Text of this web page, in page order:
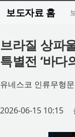
보도자료 홈
브라질 상파
특별전 ‘바다
유네스코 인류무형
2026-06-15 10:15